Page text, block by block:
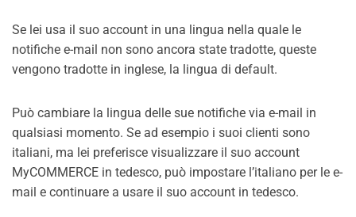
Se lei usa il suo account in una lingua nella quale le
notifiche e-mail non sono ancora state tradotte, queste
vengono tradotte in inglese, la lingua di default.
Può cambiare la lingua delle sue notifiche via e-mail in
qualsiasi momento. Se ad esempio i suoi clienti sono
italiani, ma lei preferisce visualizzare il suo account
MyCOMMERCE in tedesco, può impostare l’italiano per le e-
mail e continuare a usare il suo account in tedesco.